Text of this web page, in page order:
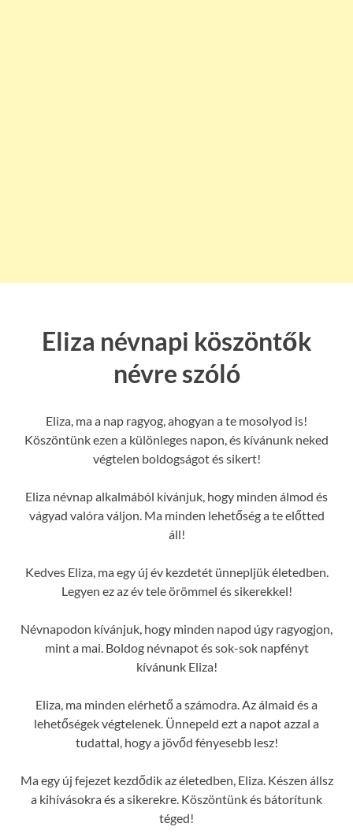
Eliza névnapi köszöntők
névre szóló
Eliza, ma a nap ragyog, ahogyan a te mosolyod is!
Köszöntünk ezen a különleges napon, és kívánunk neked
végtelen boldogságot és sikert!
Eliza névnap alkalmából kívánjuk, hogy minden álmod és
vágyad valóra váljon. Ma minden lehetőség a te előtted
áll!
Kedves Eliza, ma egy új év kezdetét ünnepljük életedben.
Legyen ez az év tele örömmel és sikerekkel!
Névnapodon kívánjuk, hogy minden napod úgy ragyogjon,
mint a mai. Boldog névnapot és sok-sok napfényt
kívánunk Eliza!
Eliza, ma minden elérhető a számodra. Az álmaid és a
lehetőségek végtelenek. Ünnepeld ezt a napot azzal a
tudattal, hogy a jövőd fényesebb lesz!
Ma egy új fejezet kezdődik az életedben, Eliza. Készen állsz
a kihívásokra és a sikerekre. Köszöntünk és bátorítunk
téged!